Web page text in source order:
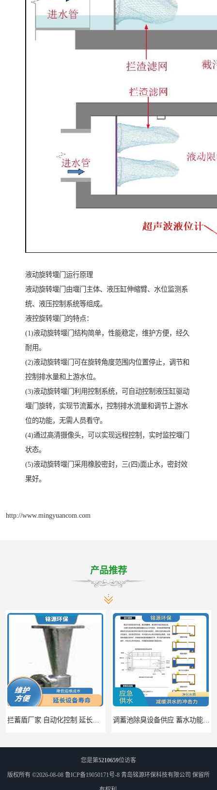
液动旋转堰门运行原理
液动旋转堰门由堰门主体、液压缸伸缩臂、水位监测系
统、液压控制系统等组成。
液控旋转堰门的特点：
(1)液动旋转堰门结构简单，性能稳定，维护方便，经久
耐用。
(2)液动旋转堰门可在旋转角度范围内位置停止，调节和
控制排水量和上游水位。
(3)液动旋转堰门利用控制系统，可自动控制液压缸驱动
堰门旋转，实现节流蓄水，控制排水流量和调节上游水
位的功能，无需人员看守。
(4)通过高清摄像头，可以实现远程控制，实时监控堰门
状态。
(5)液动旋转堰门采用橡胶密封，三(四)面止水，密封效
果好。
http://www.mingyuancom.com
产品推荐
您是第5210659位访客
版权所有 ©2026-08-08 鲁ICP备19050171号-8 青岛铭源环保科技有限公司 保留所